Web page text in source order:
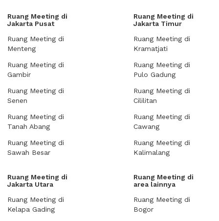
Ruang Meeting di
Jakarta Pusat
Ruang Meeting di
Menteng
Ruang Meeting di
Gambir
Ruang Meeting di
Senen
Ruang Meeting di
Tanah Abang
Ruang Meeting di
Sawah Besar
Ruang Meeting di
Jakarta Timur
Ruang Meeting di
Kramatjati
Ruang Meeting di
Pulo Gadung
Ruang Meeting di
Cililitan
Ruang Meeting di
Cawang
Ruang Meeting di
Kalimalang
Ruang Meeting di
Jakarta Utara
Ruang Meeting di
Kelapa Gading
Ruang Meeting di
area lainnya
Ruang Meeting di
Bogor